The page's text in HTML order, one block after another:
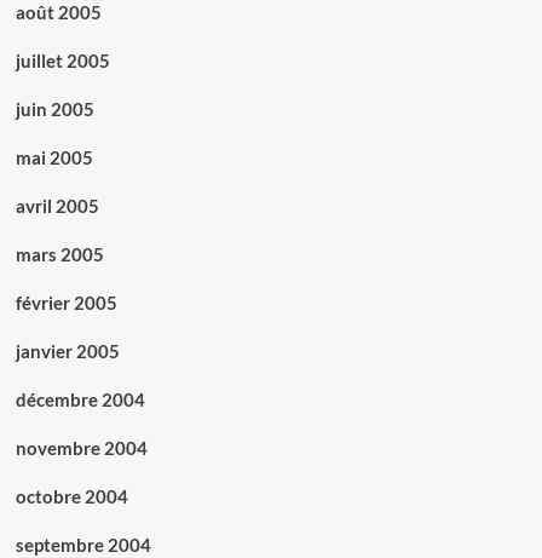
août 2005
juillet 2005
juin 2005
mai 2005
avril 2005
mars 2005
février 2005
janvier 2005
décembre 2004
novembre 2004
octobre 2004
septembre 2004